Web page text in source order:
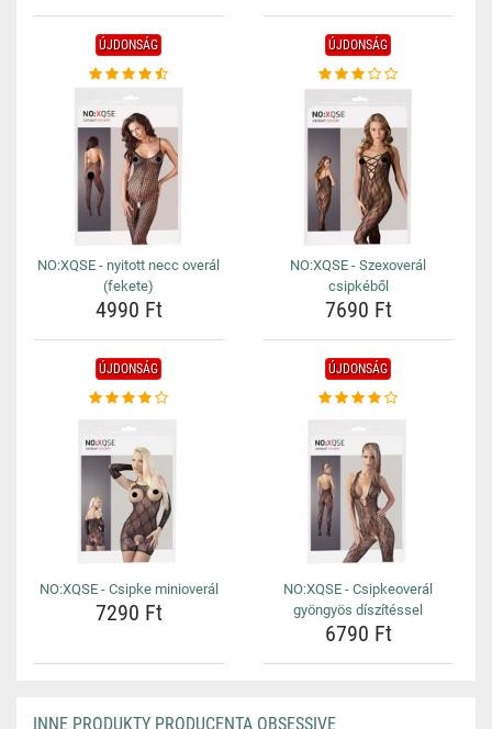
ÚJDONSÁG
NO:XQSE - nyitott necc overál
(fekete)
4990 Ft
ÚJDONSÁG
NO:XQSE - Szexoverál
csipkéből
7690 Ft
ÚJDONSÁG
NO:XQSE - Csipke minioverál
7290 Ft
ÚJDONSÁG
NO:XQSE - Csipkeoverál
gyöngyös díszítéssel
6790 Ft
INNE PRODUKTY PRODUCENTA OBSESSIVE